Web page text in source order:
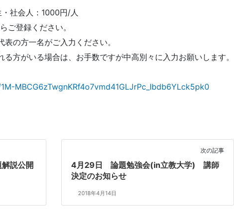
社会人：1000円/人
ご登録ください。
の方一名がご入力ください。
方がいる場合は、お手数ですが中高別々に入力お願いします。
MBCG6zTwgnKRf4o7vmd41GLJrPc_Ibdb6YLck5pk0
説公開
次の記事
4月29日 論題勉強会(in立教大学) 講師
決定のお知らせ
2018年4月14日